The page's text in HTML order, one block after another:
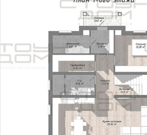
Предыдущий